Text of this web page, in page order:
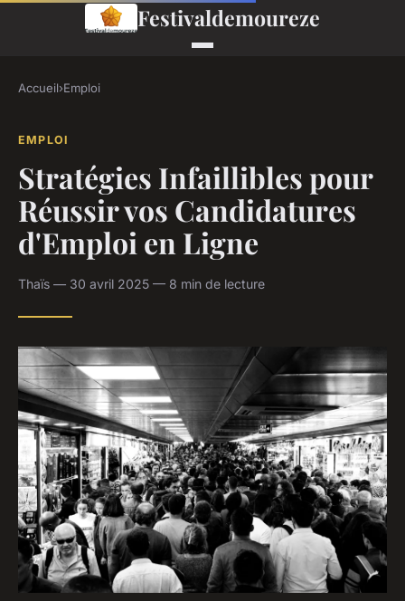
Festivaldemoureze
Accueil›Emploi
EMPLOI
Stratégies Infaillibles pour
Réussir vos Candidatures
d'Emploi en Ligne
Thaïs — 30 avril 2025 — 8 min de lecture